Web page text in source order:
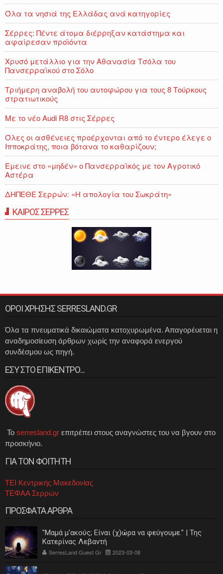
Όλα τα νησιά της Ελλάδας ανά κατηγορίες
Σέρρες: Πέντε άτομα διέρρηξαν κατάστημα και
αφαίρεσαν προϊόντα
Χρυσό μετάλλιο για την Αθανασία Τσόλα του
Πανσερραϊκού στο Σόλο
Τριήμερη αναβολή του αυτοφώρου για τους 8 Τούρκους
στρατιωτικούς
Με το νέο Audi R8 στις Σέρρες
Όλες οι ασθένειες προέρχονται από το έντερο έλεγε ο
Ιπποκράτης, ποια βότανα το καθαρίζουν;
Εμεινε στο «μηδέν» o Πανσερραϊκός με τον Αγροτικό
Αστέρα
ΔΗΠΕΘΕ Σερρών: «Η απολογία του Σωκράτη»
ΚΑΙΡΟΣ ΣΕΡΡΕΣ
ΟΡΟΙ ΧΡΗΣΗΣ SERRESLAND.GR
Όλα τα πνευματικά δικαιώματα κατοχυρωμένα. Απαγορέυεται η
αναδημοσίευση άρθρων χωρίς την αναφορά ενεργού
συνδέσμου ως πηγή.
ΕΣΥ ΣΤΟ ΕΠΙΚΕΝΤΡΟ...
Το serresland.gr επιτρέπει στους αναγνώστες του να βγουν στο
προσκήνιο.
ΓΙΑ ΤΟΝ ΦΟΙΤΗΤΗ
ΤΕΙ Κεντρικής Μακεδονίας
ΤΕΦΑΑ Σερρών
ΠΡΟΣΦΑΤΑ ΑΡΘΡΑ
"Μαμά μ'ακούς; Είναι (χ)ώρα να φεύγουμε." | Της
Κατερίνας Λεβαντή
SerresLand Guest Gr 2023-03-08